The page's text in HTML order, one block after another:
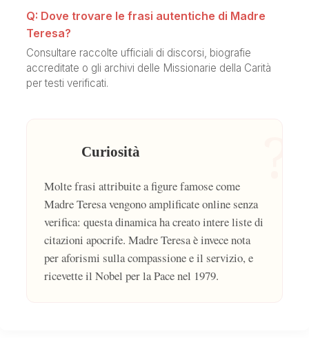
Q: Dove trovare le frasi autentiche di Madre
Teresa?
Consultare raccolte ufficiali di discorsi, biografie
accreditate o gli archivi delle Missionarie della Carità
per testi verificati.
Curiosità
Molte frasi attribuite a figure famose come
Madre Teresa vengono amplificate online senza
verifica: questa dinamica ha creato intere liste di
citazioni apocrife. Madre Teresa è invece nota
per aforismi sulla compassione e il servizio, e
ricevette il Nobel per la Pace nel 1979.